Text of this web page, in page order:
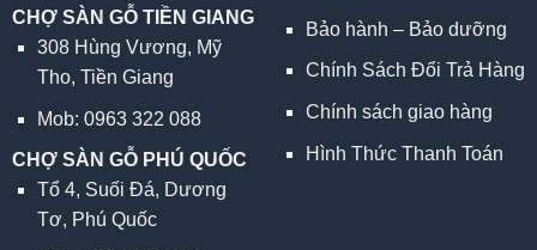
CHỢ SÀN GỖ TIỀN GIANG
308 Hùng Vương, Mỹ
Tho, Tiền Giang
Mob: 0963 322 088
CHỢ SÀN GỖ PHÚ QUỐC
Tổ 4, Suối Đá, Dương
Tơ, Phú Quốc
Bảo hành – Bảo dưỡng
Chính Sách Đổi Trả Hàng
Chính sách giao hàng
Hình Thức Thanh Toán